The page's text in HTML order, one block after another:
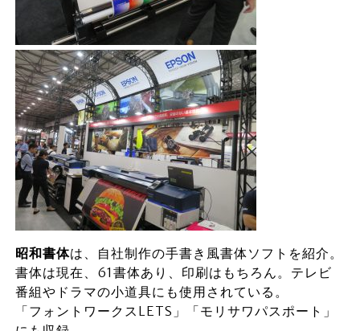
昭和書体は、自社制作の手書き風書体ソフトを紹介。
書体は現在、61書体あり、印刷はもちろん。テレビ
番組やドラマの小道具にも使用されている。
「フォントワークスLETS」「モリサワパスポート」